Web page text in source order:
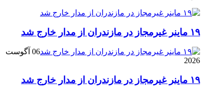
۱۹ ماینر غیرمجاز در مازندران از مدار خارج شد
06 آگوست
2026
۱۹ ماینر غیرمجاز در مازندران از مدار خارج شد